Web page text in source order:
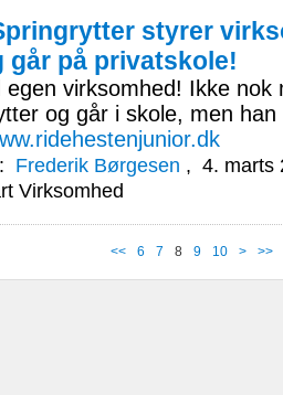
styrer
går på privatskole!
egen virksomhed! Ikke nok
og går i skole, men han
Frederik Børgesen , 4. marts
Virksomhed
<< 6 7 8 9 10 > >>